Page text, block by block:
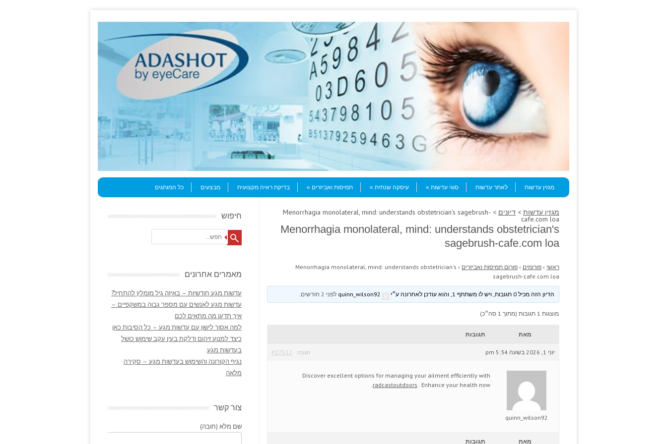
Menu
Skip to content
מגזין עדשות
לאתר עדשות סוגי עדשות עיסקה שנתית תמיסות ואביזרים בדיקת ראיה מקצועית מבצעים כל המותגים
מגזין עדשות > דיונים > Menorrhagia monolateral, mind: understands obstetrician's sagebrush-
cafe.com loa
Menorrhagia monolateral, mind: understands obstetrician's
sagebrush-cafe.com loa
ראשי › פורומים › פורום תמיסות ואביזרים ›
Menorrhagia monolateral, mind: understands obstetrician's
sagebrush-cafe.com loa
הדיון הזה מכיל 0 תגובות, ויש לו משתתף 1, והוא עודכן לאחרונה ע״י לפני 2 חודשים
מוצגות 1 תגובות (מתוך 1 סה״כ)
מאת תגובות
יוני 1, 2026 בשעה 5:34 pm #27512 תגובה
quinn_wilson92
Discover excellent options for managing your ailment efficiently with
radcastoutdoors . Enhance your health now.
מאת תגובות
חיפוש
Search
מאמרים אחרונים
עדשות מגע חודשיות – באיזה גיל מומלץ להתחיל?
עדשות מגע לאנשים עם מספר גבוה במשקפיים –
איך תדעו מה מתאים לכם
למה אסור לישון עם עדשות מגע – כל הסיבות כאן
כיצד למנוע זיהום ודלקת בעין עקב שימוש כושל
בעדשות מגע
נגיף הקורונה והשימוש בעדשות מגע – סקירה
מלאה
צור קשר
שם מלא (חובה)